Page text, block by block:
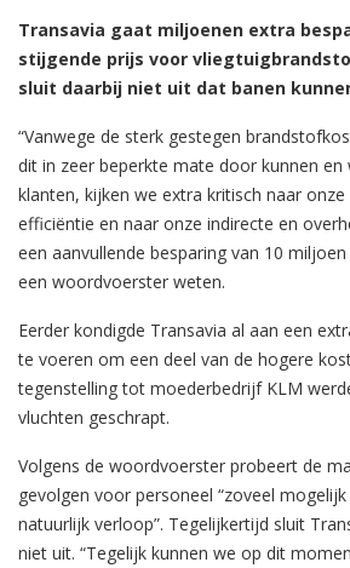
Transavia gaat miljoenen extra
stijgende prijs voor
sluit daarbij niet uit dat banen
“Vanwege de sterk gestegen
dit in zeer beperkte mate door kunnen en
klanten, kijken we extra kritisch naar
efficiëntie en naar onze indirecte en
een aanvullende besparing van 10
een woordvoerster weten.
Eerder kondigde Transavia al aan een
te voeren om een deel van de hogere
tegenstelling tot moederbedrijf KLM
vluchten geschrapt.
Volgens de woordvoerster probeert de
gevolgen voor personeel “zoveel
natuurlijk verloop”. Tegelijkertijd sluit
niet uit. “Tegelijk kunnen we op dit